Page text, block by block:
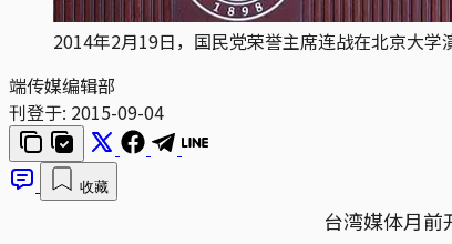
2014年2月19日，国民党荣誉主席连战在北京大学
端传媒编辑部
刊登于: 2015-09-04
收藏
台湾媒体月